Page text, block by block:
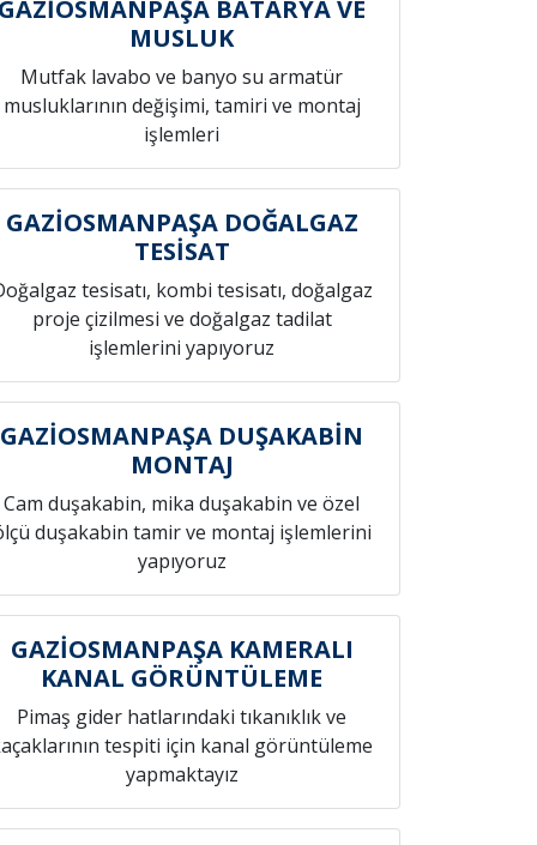
BATARYA VE
MUSLUK
Mutfak lavabo ve banyo su armatür
musluklarının değişimi, tamiri ve montaj
işlemleri
GAZİOSMANPAŞA DOĞALGAZ
TESİSAT
tesisatı, kombi tesisatı, doğalgaz
proje çizilmesi ve doğalgaz tadilat
işlemlerini yapıyoruz
GAZİOSMANPAŞA DUŞAKABİN
MONTAJ
Cam duşakabin, mika duşakabin ve özel
duşakabin tamir ve montaj işlemlerini
yapıyoruz
GAZİOSMANPAŞA KAMERALI
KANAL GÖRÜNTÜLEME
Pimaş gider hatlarındaki tıkanıklık ve
tespiti için kanal görüntüleme
yapmaktayız